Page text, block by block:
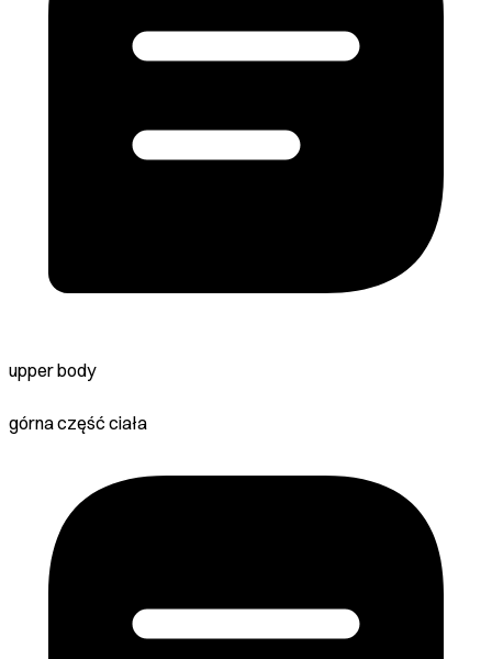
upper body
górna część ciała